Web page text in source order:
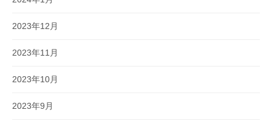
2023年12月
2023年11月
2023年10月
2023年9月